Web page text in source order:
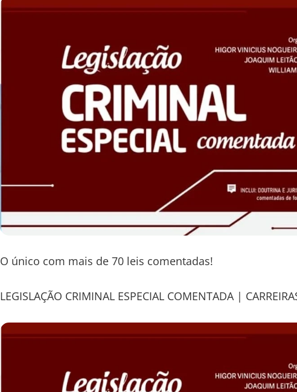
O único com mais de 70 leis comentadas!
LEGISLAÇÃO CRIMINAL ESPECIAL COMENTADA |